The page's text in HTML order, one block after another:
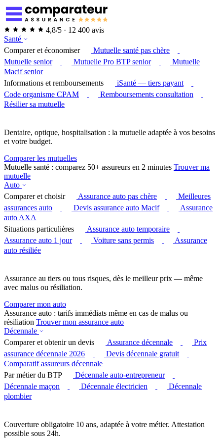
4,8/5 · 12 400 avis
Santé
Comparer et économiser
Mutuelle santé pas chère
Mutuelle senior
Mutuelle Pro BTP senior
Mutuelle
Macif senior
Informations et remboursements
iSanté — tiers payant
Code organisme CPAM
Remboursements consultation
Résilier sa mutuelle
Dentaire, optique, hospitalisation : la mutuelle adaptée à vos besoins
et votre budget.
Comparer les mutuelles
Mutuelle santé : comparez 50+ assureurs en 2 minutes Trouver ma
mutuelle
Auto
Comparer et choisir
Assurance auto pas chère
Meilleures
assurances auto
Devis assurance auto Macif
Assurance
auto AXA
Situations particulières
Assurance auto temporaire
Assurance auto 1 jour
Voiture sans permis
Assurance
auto résiliée
Assurance au tiers ou tous risques, dès le meilleur prix — même
avec malus ou résiliation.
Comparer mon auto
Assurance auto : tarifs immédiats même en cas de malus ou
résiliation Trouver mon assurance auto
Décennale
Comparer et obtenir un devis
Assurance décennale
Prix
assurance décennale 2026
Devis décennale gratuit
Comparatif assureurs décennale
Par métier du BTP
Décennale auto-entrepreneur
Décennale maçon
Décennale électricien
Décennale
plombier
Couverture obligatoire 10 ans, adaptée à votre métier. Attestation
possible sous 24h.